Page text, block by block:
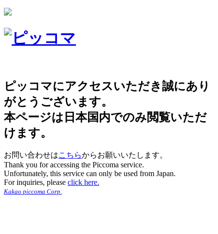
ピッコマにアクセスいただき誠にあり
がとうございます。
本ページは日本国内でのみ閲覧いただ
けます。
お問い合わせはこちらからお願いいたします。
Thank you for accessing the Piccoma service.
Unfortunately, this service can only be used from Japan.
For inquiries, please click here.
Kakao piccoma Corp.